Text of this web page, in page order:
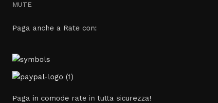
MUTE
Paga anche a Rate con:
Paga in comode rate in tutta sicurezza!